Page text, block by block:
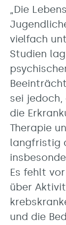
„Die
vielfach
Studien
sei jedoch,
die
Therapie
langfristig
Es fehlt
über
und die